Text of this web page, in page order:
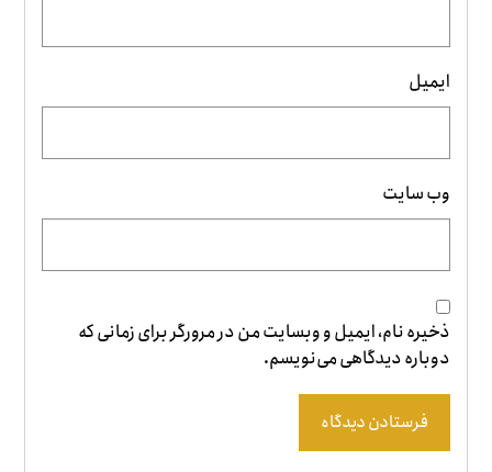
ایمیل
وب‌ سایت
ذخیره نام، ایمیل و وبسایت من در مرورگر برای زمانی که
دوباره دیدگاهی می‌نویسم.
فرستادن دیدگاه